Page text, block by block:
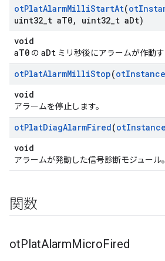
otPlatAlarmMilliStartAt(ot
uint32 t aT0, uint32 t aDt)
void
aT0 の aDt ミリ秒後にアラームが作動す
otPlatAlarmMilliStop(otInstance
void
アラームを停止します。
otPlatDiagAlarmFired(otInstance
void
アラームが発動した信号診断モジュール。
関数
otPlatAlarmMicroFired